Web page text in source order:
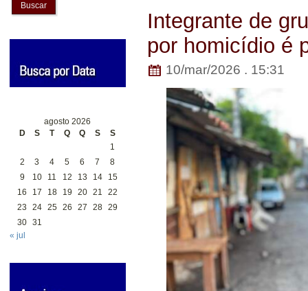
Buscar
agosto 2026
D
S T Q Q S
S
1
2
3 4 5 6 7
8
9
10 11 12 13 14
15
16
17 18 19 20 21
22
23
24 25 26 27 28 29
30 31
« jul
Integrante de
por homicídio é
10/mar/2026 . 15:31